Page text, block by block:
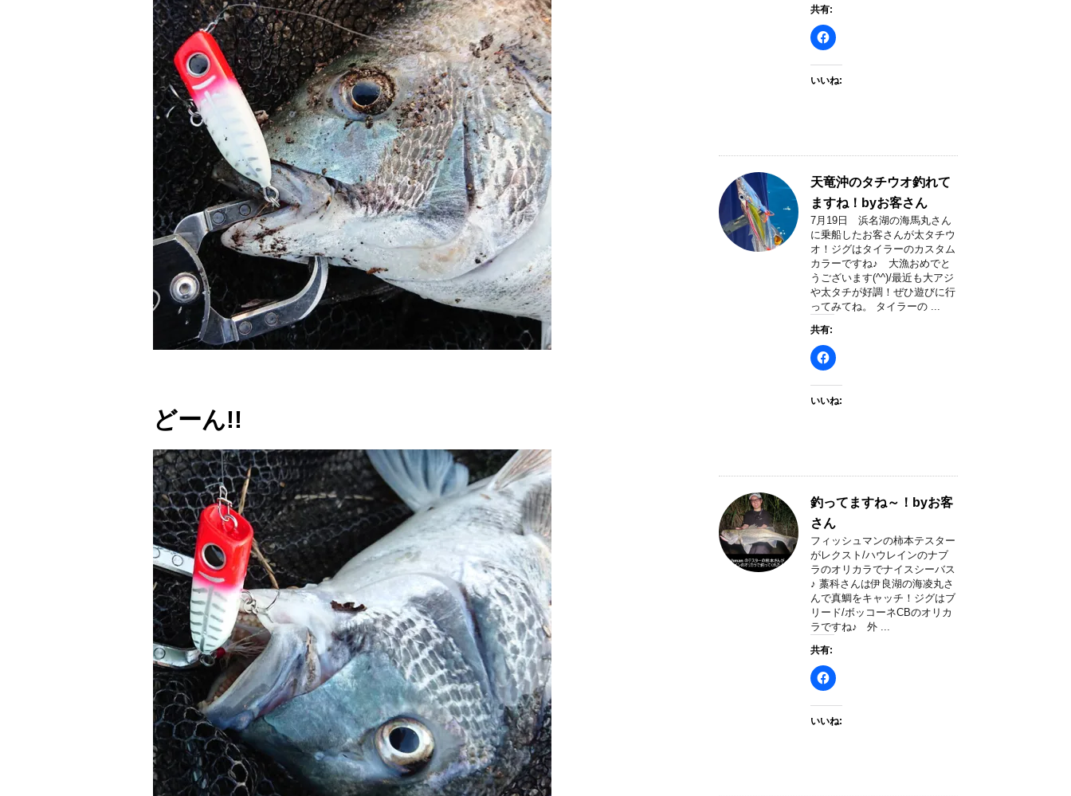
どーん!!
共有:
いいね:
天竜沖のタチウオ釣れて
ますね！byお客さん
7月19日 浜名湖の海馬丸さん
に乗船したお客さんが太タチウ
オ！ジグはタイラーのカスタム
カラーですね♪ 大漁おめでと
うございます(^^)/最近も大アジ
や太タチが好調！ぜひ遊びに行
ってみてね。 タイラーの ...
共有:
いいね:
釣ってますね～！byお客
さん
フィッシュマンの柿本テスター
がレクスト/ハウレインのナブ
ラのオリカラでナイスシーバス
♪ 藁科さんは伊良湖の海凌丸さ
んで真鯛をキャッチ！ジグはブ
リード/ボッコーネCBのオリカ
ラですね♪ 外 ...
共有:
いいね: